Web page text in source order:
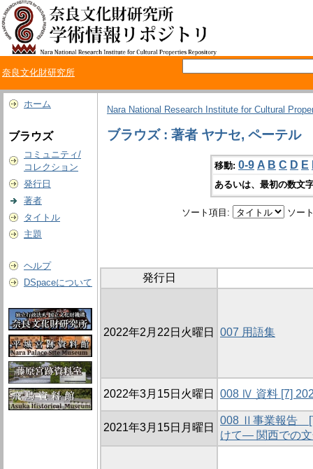
奈良文化財研究所
ホーム
ブラウズ
コミュニティ/
コレクション
発行日
著者
タイトル
主題
ヘルプ
DSpaceについて
Nara National Research Institute for Cultural
ブラウズ : 著者 ヤナセ, ペーテル
移動: 0-9 A B C D E
あるいは、最初の数文
ソート項目: ソー
発行日
2022年2月22日火曜日 007 用語集
2022年3月15日火曜日 008 Ⅳ 資料 [7]
2021年3月15日月曜日
008 Ⅱ事業報告
けて― 関西での